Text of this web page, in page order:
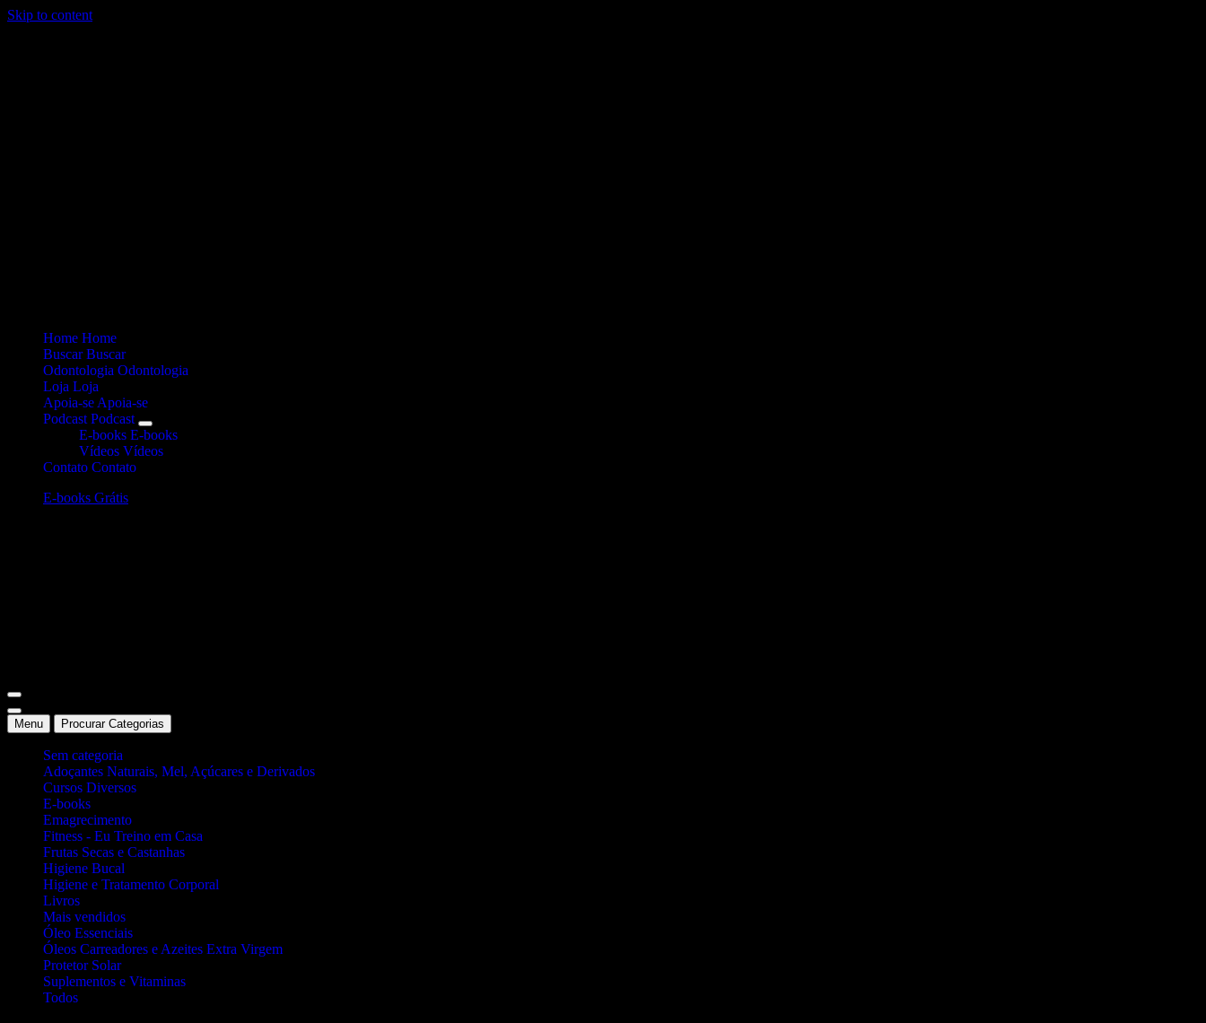
Skip to content
Home Home
Buscar Buscar
Odontologia Odontologia
Loja Loja
Apoia-se Apoia-se
Podcast Podcast
E-books E-books
Vídeos Vídeos
Contato Contato
E-books Grátis
Menu Procurar Categorias
Sem categoria
Adoçantes Naturais, Mel, Açúcares e Derivados
Cursos Diversos
E-books
Emagrecimento
Fitness - Eu Treino em Casa
Frutas Secas e Castanhas
Higiene Bucal
Higiene e Tratamento Corporal
Livros
Mais vendidos
Óleo Essenciais
Óleos Carreadores e Azeites Extra Virgem
Protetor Solar
Suplementos e Vitaminas
Todos